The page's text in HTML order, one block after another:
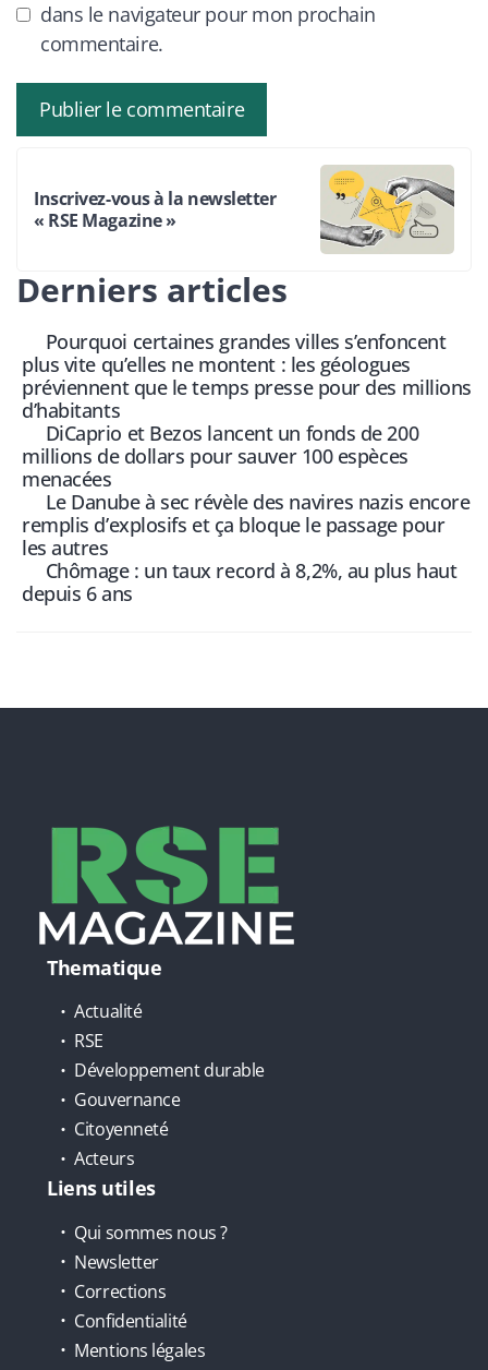
dans le navigateur pour mon prochain
commentaire.
Inscrivez-vous à la newsletter
« RSE Magazine »
Derniers articles
Pourquoi certaines grandes villes s’enfoncent
plus vite qu’elles ne montent : les géologues
préviennent que le temps presse pour des millions
d’habitants
DiCaprio et Bezos lancent un fonds de 200
millions de dollars pour sauver 100 espèces
menacées
Le Danube à sec révèle des navires nazis encore
remplis d’explosifs et ça bloque le passage pour
les autres
Chômage : un taux record à 8,2%, au plus haut
depuis 6 ans
Thematique
Actualité
RSE
Développement durable
Gouvernance
Citoyenneté
Acteurs
Liens utiles
Qui sommes nous ?
Newsletter
Corrections
Confidentialité
Mentions légales